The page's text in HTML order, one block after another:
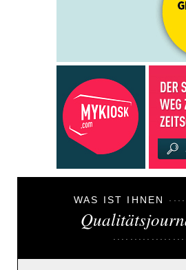
WAS IST IHNEN